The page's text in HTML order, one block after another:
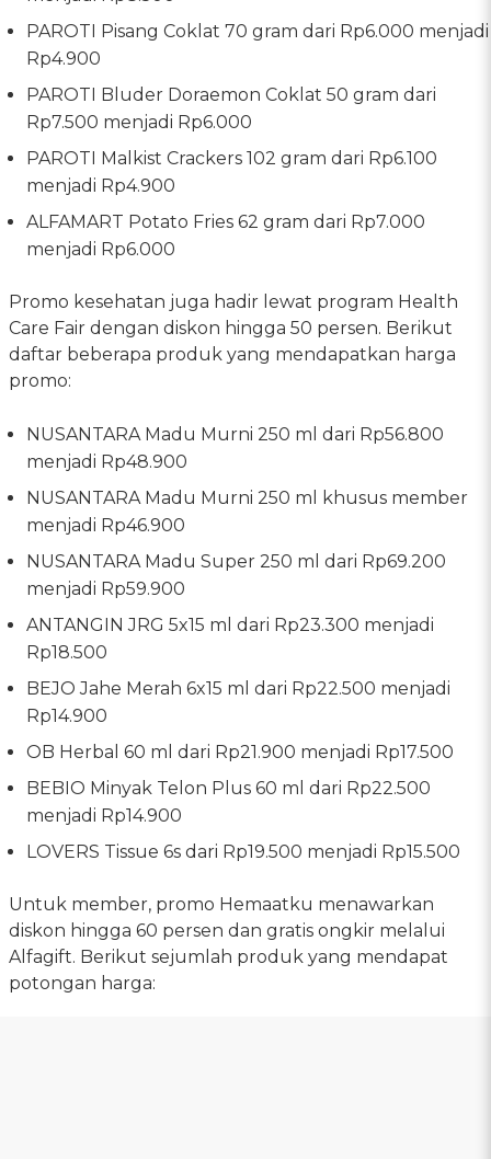
PAROTI Pisang Coklat 70 gram dari Rp6.000 menjadi
Rp4.900
PAROTI Bluder Doraemon Coklat 50 gram dari
Rp7.500 menjadi Rp6.000
PAROTI Malkist Crackers 102 gram dari Rp6.100
menjadi Rp4.900
ALFAMART Potato Fries 62 gram dari Rp7.000
menjadi Rp6.000
Promo kesehatan juga hadir lewat program Health
Care Fair dengan diskon hingga 50 persen. Berikut
daftar beberapa produk yang mendapatkan harga
promo:
NUSANTARA Madu Murni 250 ml dari Rp56.800
menjadi Rp48.900
NUSANTARA Madu Murni 250 ml khusus member
menjadi Rp46.900
NUSANTARA Madu Super 250 ml dari Rp69.200
menjadi Rp59.900
ANTANGIN JRG 5x15 ml dari Rp23.300 menjadi
Rp18.500
BEJO Jahe Merah 6x15 ml dari Rp22.500 menjadi
Rp14.900
OB Herbal 60 ml dari Rp21.900 menjadi Rp17.500
BEBIO Minyak Telon Plus 60 ml dari Rp22.500
menjadi Rp14.900
LOVERS Tissue 6s dari Rp19.500 menjadi Rp15.500
Untuk member, promo Hemaatku menawarkan
diskon hingga 60 persen dan gratis ongkir melalui
Alfagift. Berikut sejumlah produk yang mendapat
potongan harga: